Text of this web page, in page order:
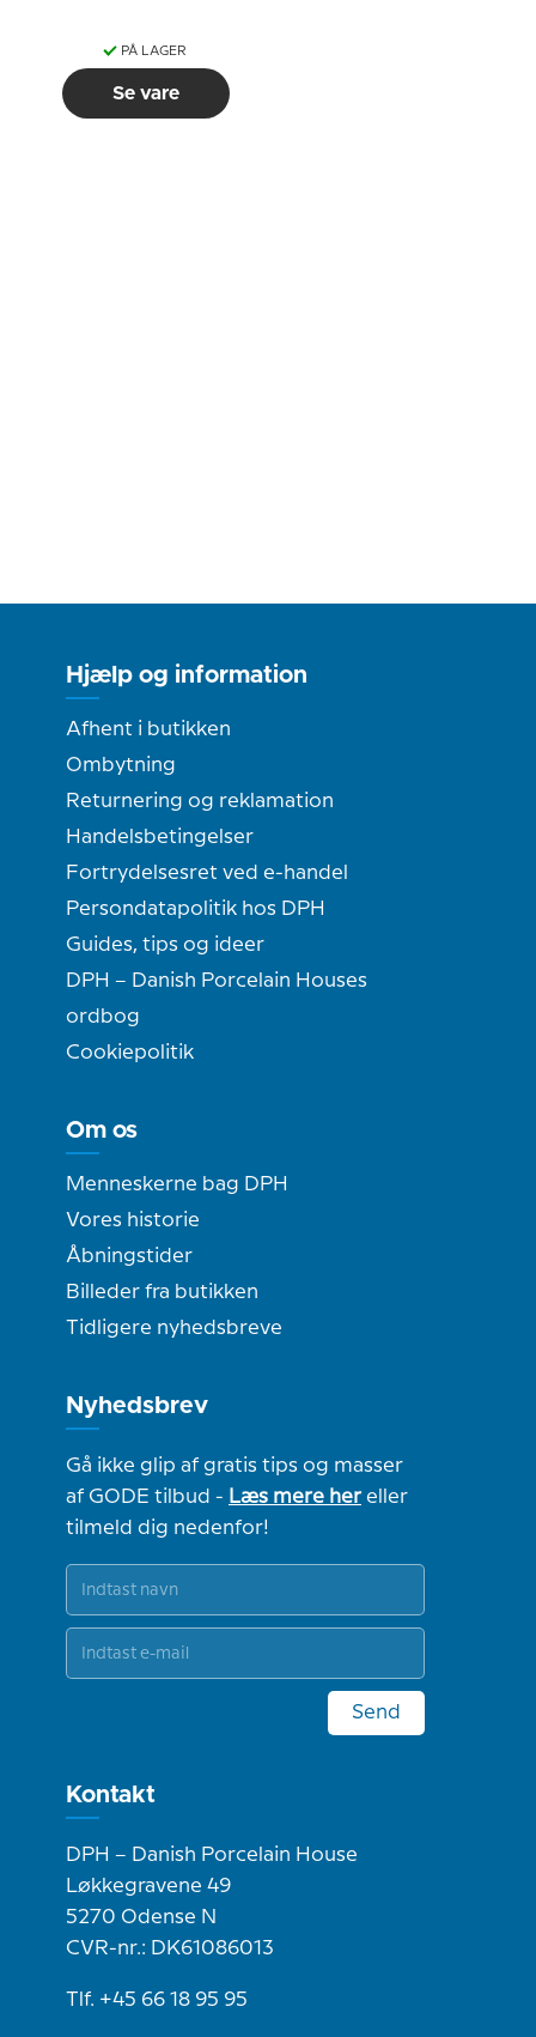
PÅ LAGER
Se vare
Hjælp og information
Afhent i butikken
Ombytning
Returnering og reklamation
Handelsbetingelser
Fortrydelsesret ved e-handel
Persondatapolitik hos DPH
Guides, tips og ideer
DPH – Danish Porcelain Houses
ordbog
Cookiepolitik
Om os
Menneskerne bag DPH
Vores historie
Åbningstider
Billeder fra butikken
Tidligere nyhedsbreve
Nyhedsbrev
Gå ikke glip af gratis tips og masser
af GODE tilbud - Læs mere hereller
tilmeld dig nedenfor!
Send
Kontakt
DPH – Danish Porcelain House
Løkkegravene 49
5270 Odense N
CVR-nr.: DK61086013
Tlf. +45 66 18 95 95